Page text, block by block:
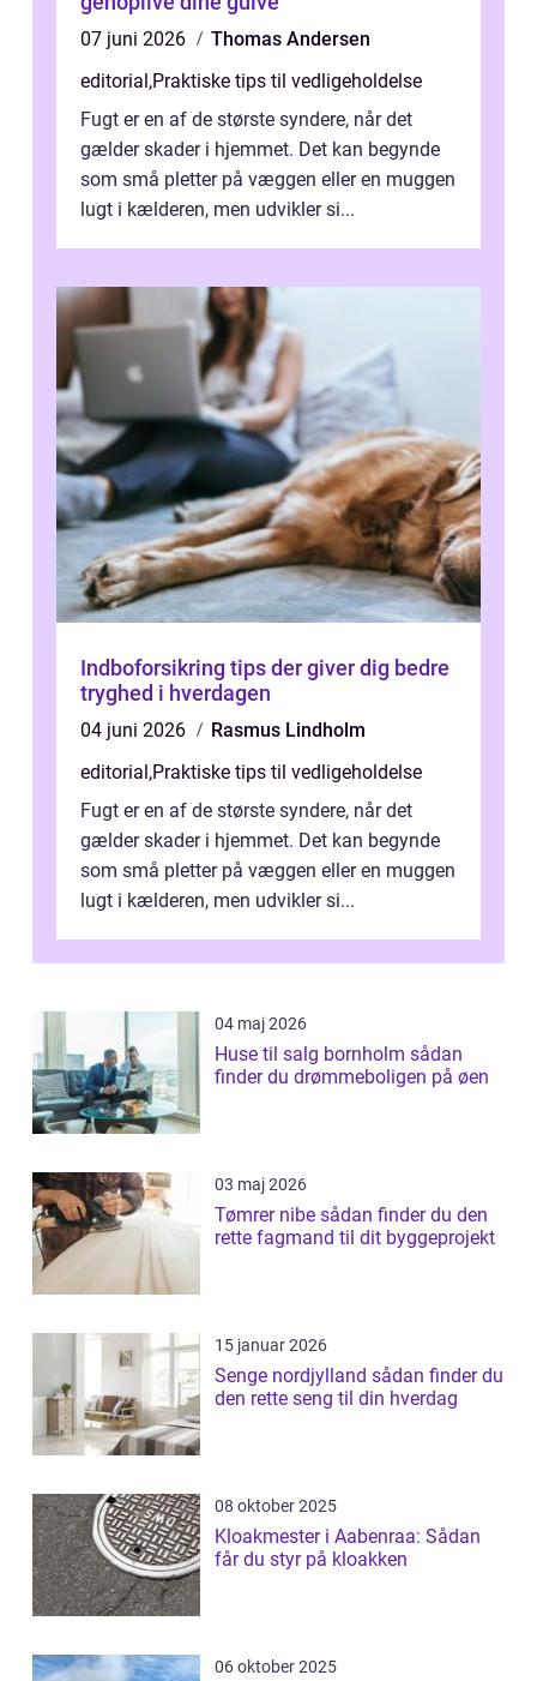
07 juni 2026
Thomas Andersen
editorial,Praktiske tips til vedligeholdelse
Fugt er en af de største syndere, når det
gælder skader i hjemmet. Det kan begynde
som små pletter på væggen eller en muggen
lugt i kælderen, men udvikler si...
Indboforsikring tips der giver dig bedre
tryghed i hverdagen
04 juni 2026
Rasmus Lindholm
editorial,Praktiske tips til vedligeholdelse
Fugt er en af de største syndere, når det
gælder skader i hjemmet. Det kan begynde
som små pletter på væggen eller en muggen
lugt i kælderen, men udvikler si...
04 maj 2026
Huse til salg bornholm sådan
finder du drømmeboligen på øen
03 maj 2026
Tømrer nibe sådan finder du den
rette fagmand til dit byggeprojekt
15 januar 2026
Senge nordjylland sådan finder du
den rette seng til din hverdag
08 oktober 2025
Kloakmester i Aabenraa: Sådan
får du styr på kloakken
06 oktober 2025